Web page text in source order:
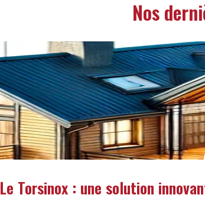
Nos
Le Torsinox : une solution